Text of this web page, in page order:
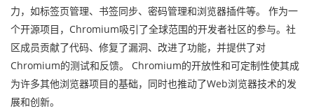
力，如标签页管理、书签同步、密码管理和浏览器插件等。 作为一
个开源项目，Chromium吸引了全球范围的开发者社区的参与。社
区成员贡献了代码、修复了漏洞、改进了功能，并提供了对
Chromium的测试和反馈。 Chromium的开放性和可定制性使其成
为许多其他浏览器项目的基础，同时也推动了Web浏览器技术的发
展和创新。